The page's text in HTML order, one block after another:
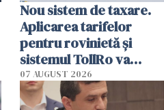
Nou sistem de taxare.
Aplicarea tarifelor
pentru rovinietă şi
sistemul TollRo va
începe la 1 octombrie
07 AUGUST 2026